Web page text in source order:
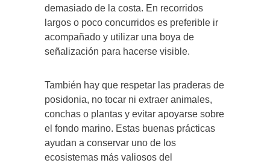
demasiado de la costa. En recorridos
largos o poco concurridos es preferible ir
acompañado y utilizar una boya de
señalización para hacerse visible.
También hay que respetar las praderas de
posidonia, no tocar ni extraer animales,
conchas o plantas y evitar apoyarse sobre
el fondo marino. Estas buenas prácticas
ayudan a conservar uno de los
ecosistemas más valiosos del